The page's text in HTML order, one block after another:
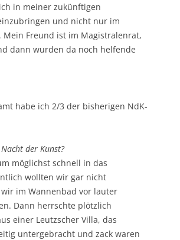
in meiner zukünftigen
und nicht nur im
Freund ist im Magistralenrat,
dann wurden da noch helfende
habe ich 2/3 der bisherigen NdK-
der Kunst?
möglichst schnell in das
wollten wir gar nicht
im Wannenbad vor lauter
Dann herrschte plötzlich
einer Leutzscher Villa, das
untergebracht und zack waren